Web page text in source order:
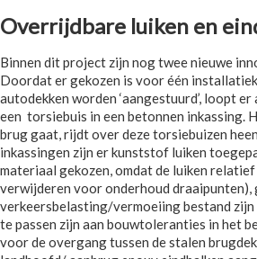
Overrijdbare luiken en
Binnen dit project zijn nog twee nieuwe
Doordat er gekozen is voor één
autodekken worden ‘aangestuurd’, loopt
een torsiebuis in een betonnen inkassing.
brug gaat, rijdt over deze torsiebuizen
inkassingen zijn er kunststof luiken
materiaal gekozen, omdat de luiken
verwijderen voor onderhoud draaipunten),
verkeersbelasting/vermoeiing bestand zijn
te passen zijn aan bouwtoleranties in het
voor de overgang tussen de stalen